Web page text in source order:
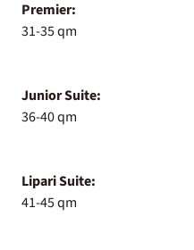
Premier:
31-35 qm
Junior Suite:
36-40 qm
Lipari Suite:
41-45 qm